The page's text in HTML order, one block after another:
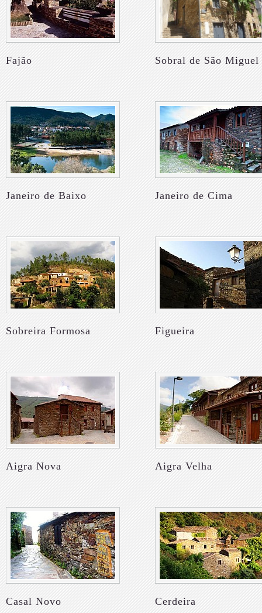
Fajão Sobral de São Miguel
Janeiro de Baixo Janeiro de Cima
Sobreira Formosa Figueira
Aigra Nova Aigra Velha
Casal Novo Cerdeira